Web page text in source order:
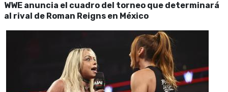
WWE anuncia el cuadro del torneo que determinará
al rival de Roman Reigns en México